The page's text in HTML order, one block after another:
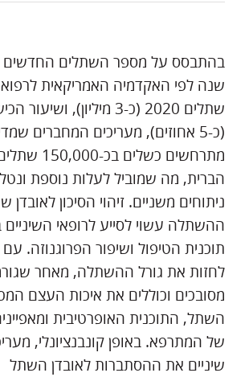
בהתבסס על מספר השתלים החדשים
שנה לפי האקדמיה האמריקאית
שתלים 2020 (כ-3 מיליון),
(כ-5 אחוזים), מעריכים המחברים
מתרחשים
הברית, מה שמוביל לעלות נוספת
ניתוחים משניים. זיהוי הסיכון לאובדן
ההשתלה עשוי לסייע לרופאי
תוכנית הטיפול ושיפור הפרוגנוזה.
לחזות את גורל ההשתלה, מאחר
מסובכים וכוללים את איכות העצם
השתל, התוכנית האופרטיבית
של המתרפא. באופן קונבנציונלי,
שיניים את ההסתברות לאובדן השתל